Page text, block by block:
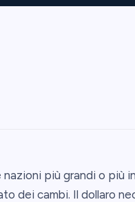
più grandi o più
dei cambi. Il dollaro